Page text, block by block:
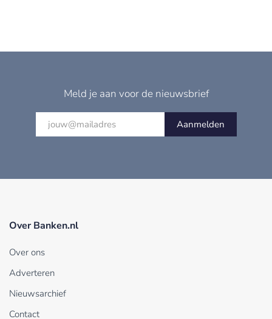
Meld je aan voor de nieuwsbrief
Aanmelden
Over Banken.nl
Over ons
Adverteren
Nieuwsarchief
Contact